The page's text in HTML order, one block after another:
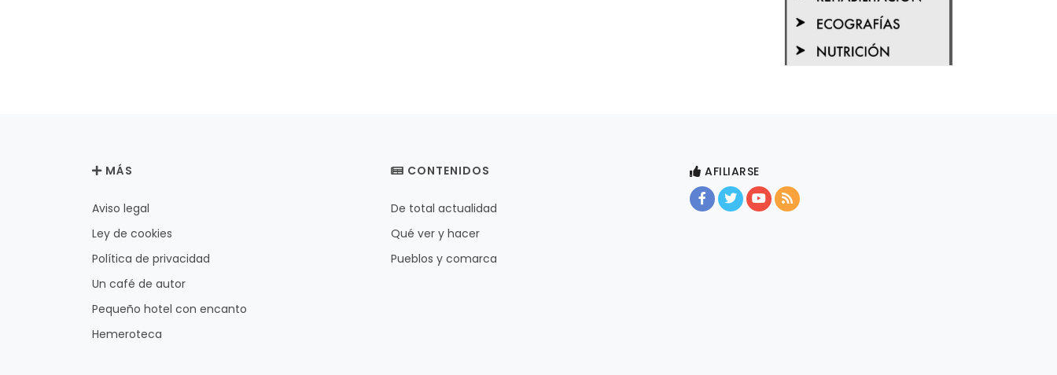
MÁS
Aviso legal
Ley de cookies
Política de privacidad
Un café de autor
Pequeño hotel con encanto
Hemeroteca
CONTENIDOS
De total actualidad
Qué ver y hacer
Pueblos y comarca
AFILIARSE